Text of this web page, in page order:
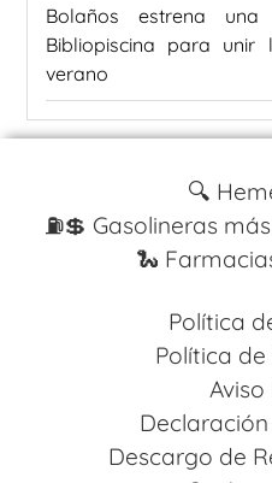
Bolaños estrena
Bibliopiscina para unir
verano
🔍
⛽️💲 Gasolineras
🐍
Política
Política
Aviso
Descargo de